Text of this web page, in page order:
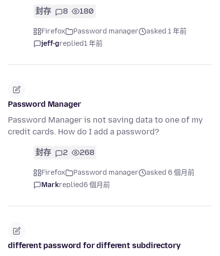
封存 8 180
Firefox Password manager
asked 1 年前
jeff-greplied1 年前
Password Manager
Password Manager is not saving data to one of my
credit cards. How do I add a password?
封存 2 268
Firefox Password manager
asked 6 個月前
Markreplied6 個月前
different password for different subdirectory